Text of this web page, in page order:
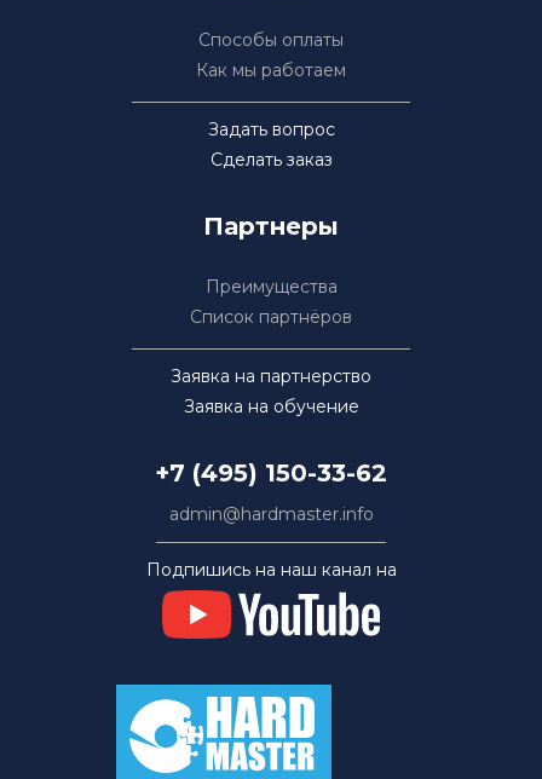
Способы оплаты
Как мы работаем
Задать вопрос
Сделать заказ
Партнеры
Преимущества
Список партнёров
Заявка на партнерство
Заявка на обучение
+7 (495) 150-33-62
admin@hardmaster.info
Подпишись на наш канал на